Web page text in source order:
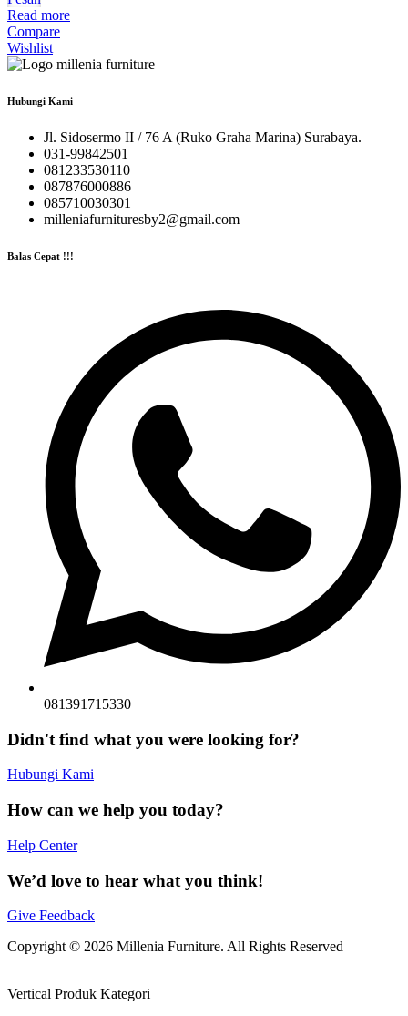
Read more
Compare
Wishlist
Hubungi Kami
Jl. Sidosermo II / 76 A (Ruko Graha Marina) Surabaya.
031-99842501
081233530110
087876000886
085710030301
milleniafurnituresby2@gmail.com
Balas Cepat !!!
081391715330
Didn't find what you were looking for?
Hubungi Kami
How can we help you today?
Help Center
We’d love to hear what you think!
Give Feedback
Copyright © 2026 Millenia Furniture. All Rights Reserved
Vertical Produk Kategori